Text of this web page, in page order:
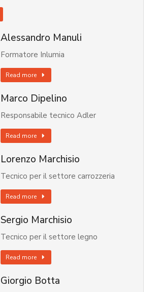
Alessandro Manuli
Formatore Inlumia
Read more
Marco Dipelino
Responsabile tecnico Adler
Read more
Lorenzo Marchisio
Tecnico per il settore carrozzeria
Read more
Sergio Marchisio
Tecnico per il settore legno
Read more
Giorgio Botta